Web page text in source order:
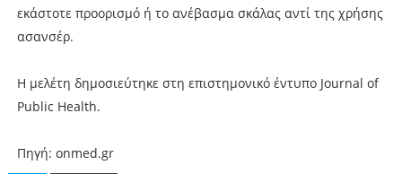
εκάστοτε προορισμό ή το ανέβασμα σκάλας αντί της χρήσης
ασανσέρ.
Η μελέτη δημοσιεύτηκε στη επιστημονικό έντυπο Journal of
Public Health.
Πηγή: onmed.gr